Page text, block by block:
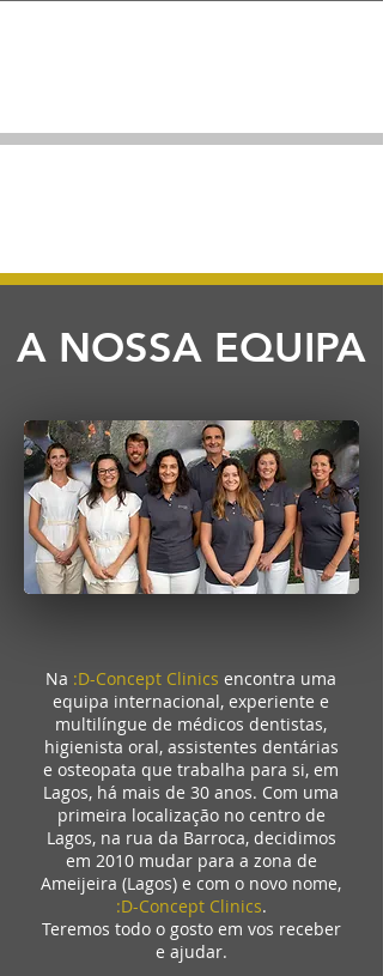
A NOSSA EQUIPA
Na :D-Concept Clinics encontra uma
equipa internacional, experiente e
multilíngue de médicos dentistas,
higienista oral, assistentes dentárias
e osteopata que trabalha para si, em
Lagos, há mais de 30 anos. Com uma
primeira localização no centro de
Lagos, na rua da Barroca, decidimos
em 2010 mudar para a zona de
Ameijeira (Lagos) e com o novo nome,
:D-Concept Clinics.
Teremos todo o gosto em vos receber
e ajudar.